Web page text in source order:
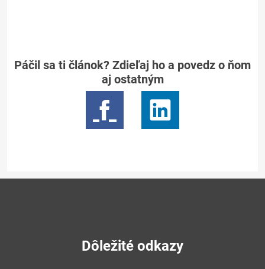
Páčil sa ti článok? Zdieľaj ho a povedz o ňom
aj ostatným
Dôležité odkazy